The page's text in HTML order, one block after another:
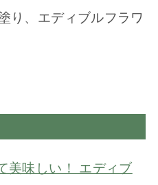
り、エディブルフラワ
美味しい！ エディブ